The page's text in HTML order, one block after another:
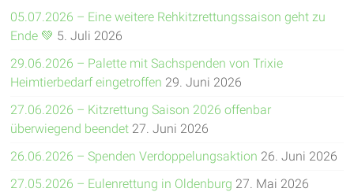
05.07.2026 – Eine weitere Rehkitzrettungssaison geht zu
Ende 💚 5. Juli 2026
29.06.2026 – Palette mit Sachspenden von Trixie
Heimtierbedarf eingetroffen 29. Juni 2026
27.06.2026 – Kitzrettung Saison 2026 offenbar
überwiegend beendet 27. Juni 2026
26.06.2026 – Spenden Verdoppelungsaktion 26. Juni 2026
27.05.2026 – Eulenrettung in Oldenburg 27. Mai 2026